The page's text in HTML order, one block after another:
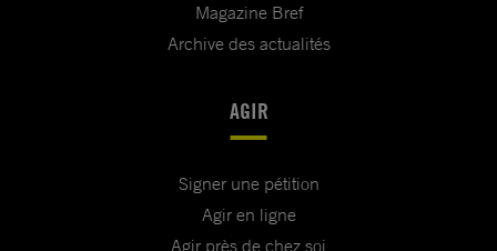
Magazine Bref
Archive des actualités
AGIR
Signer une pétition
Agir en ligne
Agir près de chez soi